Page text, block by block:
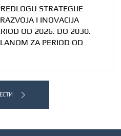
STRATEGIJE
I INOVACIJA
OD 2026. DO 2030.
ZA PERIOD OD